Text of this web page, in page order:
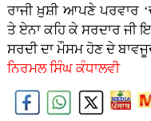
ਰਾਜੀ ਖ਼ੁਸ਼ੀ ਆਪਣੇ ਪਰਵਾਰ
ਤੇ ਏਨਾ ਕਹਿ ਕੇ ਸਰਦਾਰ ਜੀ
ਸਰਦੀ ਦਾ ਮੌਸਮ ਹੋਣ ਦੇ
ਨਿਰਮਲ ਸਿੰਘ ਕੰਧਾਲਵੀ